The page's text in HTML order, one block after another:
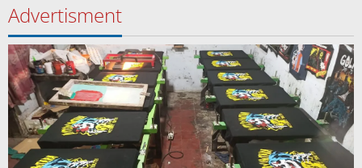
Advertisment